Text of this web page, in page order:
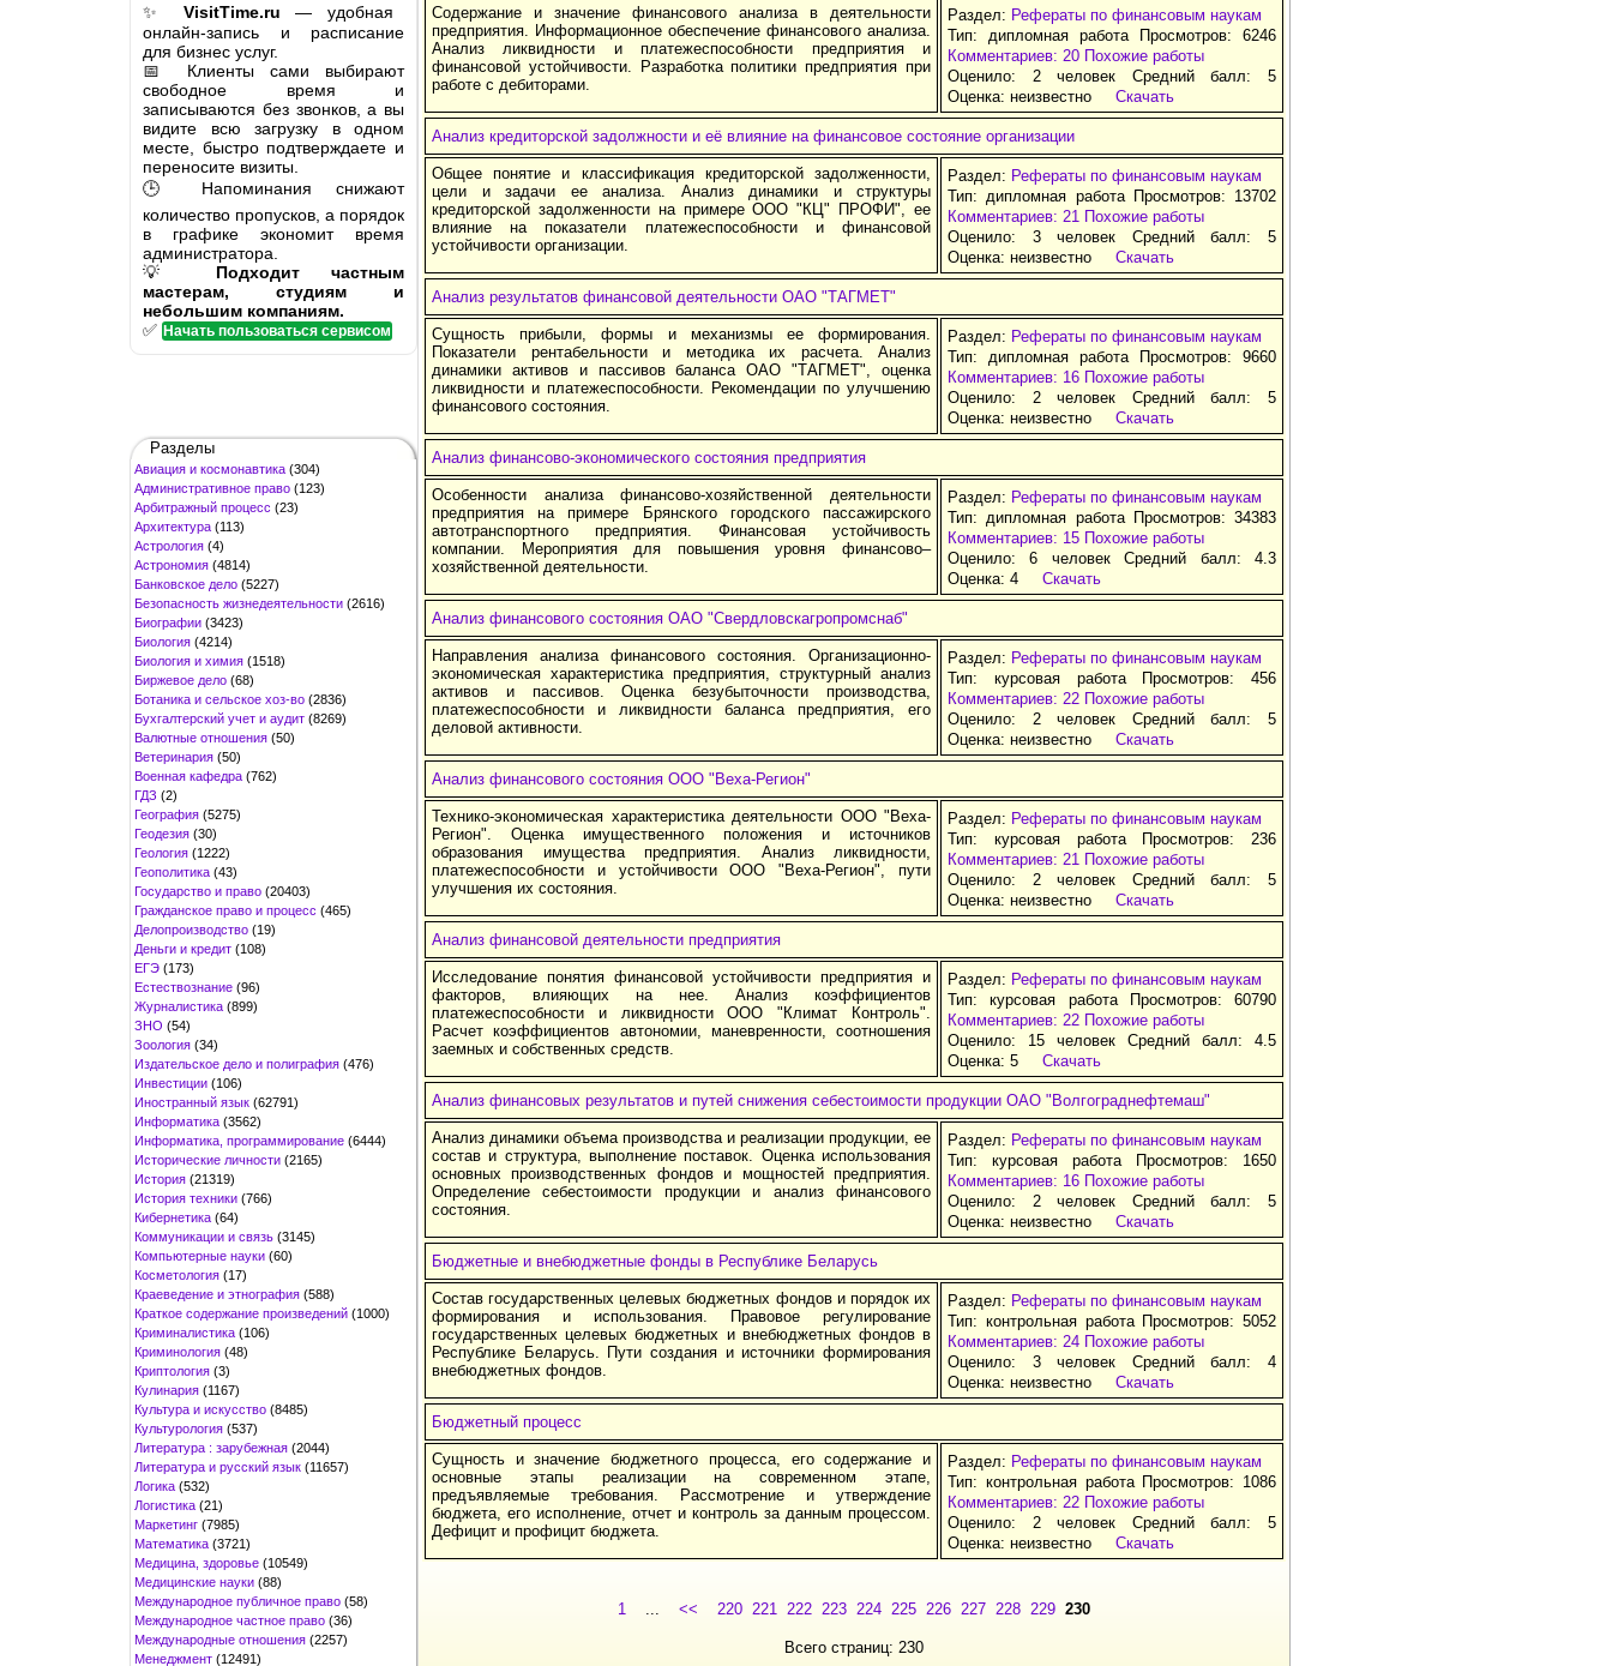
✨ VisitTime.ru — удобная
онлайн-запись и расписание
для бизнес услуг.
📅 Клиенты сами выбирают
свободное время и
записываются без звонков, а вы
видите всю загрузку в одном
месте, быстро подтверждаете и
переносите визиты.
🕒 Напоминания снижают
количество пропусков, а порядок
в графике экономит время
администратора.
💡 Подходит частным
мастерам, студиям и
небольшим компаниям.
✅ Начать пользоваться сервисом
Разделы
Авиация и космонавтика (304)
Административное право (123)
Арбитражный процесс (23)
Архитектура (113)
Астрология (4)
Астрономия (4814)
Банковское дело (5227)
Безопасность жизнедеятельности (2616)
Биографии (3423)
Биология (4214)
Биология и химия (1518)
Биржевое дело (68)
Ботаника и сельское хоз-во (2836)
Бухгалтерский учет и аудит (8269)
Валютные отношения (50)
Ветеринария (50)
Военная кафедра (762)
ГДЗ (2)
География (5275)
Геодезия (30)
Геология (1222)
Геополитика (43)
Государство и право (20403)
Гражданское право и процесс (465)
Делопроизводство (19)
Деньги и кредит (108)
ЕГЭ (173)
Естествознание (96)
Журналистика (899)
ЗНО (54)
Зоология (34)
Издательское дело и полиграфия (476)
Инвестиции (106)
Иностранный язык (62791)
Информатика (3562)
Информатика, программирование (6444)
Исторические личности (2165)
История (21319)
История техники (766)
Кибернетика (64)
Коммуникации и связь (3145)
Компьютерные науки (60)
Косметология (17)
Краеведение и этнография (588)
Краткое содержание произведений (1000)
Криминалистика (106)
Криминология (48)
Криптология (3)
Кулинария (1167)
Культура и искусство (8485)
Культурология (537)
Литература : зарубежная (2044)
Литература и русский язык (11657)
Логика (532)
Логистика (21)
Маркетинг (7985)
Математика (3721)
Медицина, здоровье (10549)
Медицинские науки (88)
Международное публичное право (58)
Международное частное право (36)
Международные отношения (2257)
Менеджмент (12491)
Содержание и значение финансового анализа в деятельности
предприятия. Информационное обеспечение финансового анализа.
Анализ ликвидности и платежеспособности предприятия и
финансовой устойчивости. Разработка политики предприятия при
работе с дебиторами.
Раздел: Рефераты по финансовым наукам
Тип: дипломная работа Просмотров: 6246
Комментариев: 20 Похожие работы
Оценило: 2 человек Средний балл: 5
Оценка: неизвестно Скачать
Анализ кредиторской задолжности и её влияние на финансовое состояние организации
Общее понятие и классификация кредиторской задолженности,
цели и задачи ее анализа. Анализ динамики и структуры
кредиторской задолженности на примере ООО "КЦ" ПРОФИ", ее
влияние на показатели платежеспособности и финансовой
устойчивости организации.
Раздел: Рефераты по финансовым наукам
Тип: дипломная работа Просмотров: 13702
Комментариев: 21 Похожие работы
Оценило: 3 человек Средний балл: 5
Оценка: неизвестно Скачать
Анализ результатов финансовой деятельности ОАО "ТАГМЕТ"
Сущность прибыли, формы и механизмы ее формирования.
Показатели рентабельности и методика их расчета. Анализ
динамики активов и пассивов баланса ОАО "ТАГМЕТ", оценка
ликвидности и платежеспособности. Рекомендации по улучшению
финансового состояния.
Раздел: Рефераты по финансовым наукам
Тип: дипломная работа Просмотров: 9660
Комментариев: 16 Похожие работы
Оценило: 2 человек Средний балл: 5
Оценка: неизвестно Скачать
Анализ финансово-экономического состояния предприятия
Особенности анализа финансово-хозяйственной деятельности
предприятия на примере Брянского городского пассажирского
автотранспортного предприятия. Финансовая устойчивость
компании. Мероприятия для повышения уровня финансово–
хозяйственной деятельности.
Раздел: Рефераты по финансовым наукам
Тип: дипломная работа Просмотров: 34383
Комментариев: 15 Похожие работы
Оценило: 6 человек Средний балл: 4.3
Оценка: 4 Скачать
Анализ финансового состояния ОАО "Свердловскагропромснаб"
Направления анализа финансового состояния. Организационно-
экономическая характеристика предприятия, структурный анализ
активов и пассивов. Оценка безубыточности производства,
платежеспособности и ликвидности баланса предприятия, его
деловой активности.
Раздел: Рефераты по финансовым наукам
Тип: курсовая работа Просмотров: 456
Комментариев: 22 Похожие работы
Оценило: 2 человек Средний балл: 5
Оценка: неизвестно Скачать
Анализ финансового состояния ООО "Веха-Регион"
Технико-экономическая характеристика деятельности ООО "Веха-
Регион". Оценка имущественного положения и источников
образования имущества предприятия. Анализ ликвидности,
платежеспособности и устойчивости ООО "Веха-Регион", пути
улучшения их состояния.
Раздел: Рефераты по финансовым наукам
Тип: курсовая работа Просмотров: 236
Комментариев: 21 Похожие работы
Оценило: 2 человек Средний балл: 5
Оценка: неизвестно Скачать
Анализ финансовой деятельности предприятия
Исследование понятия финансовой устойчивости предприятия и
факторов, влияющих на нее. Анализ коэффициентов
платежеспособности и ликвидности ООО "Климат Контроль".
Расчет коэффициентов автономии, маневренности, соотношения
заемных и собственных средств.
Раздел: Рефераты по финансовым наукам
Тип: курсовая работа Просмотров: 60790
Комментариев: 22 Похожие работы
Оценило: 15 человек Средний балл: 4.5
Оценка: 5 Скачать
Анализ финансовых результатов и путей снижения себестоимости продукции ОАО "Волгограднефтемаш"
Анализ динамики объема производства и реализации продукции, ее
состав и структура, выполнение поставок. Оценка использования
основных производственных фондов и мощностей предприятия.
Определение себестоимости продукции и анализ финансового
состояния.
Раздел: Рефераты по финансовым наукам
Тип: курсовая работа Просмотров: 1650
Комментариев: 16 Похожие работы
Оценило: 2 человек Средний балл: 5
Оценка: неизвестно Скачать
Бюджетные и внебюджетные фонды в Республике Беларусь
Состав государственных целевых бюджетных фондов и порядок их
формирования и использования. Правовое регулирование
государственных целевых бюджетных и внебюджетных фондов в
Республике Беларусь. Пути создания и источники формирования
внебюджетных фондов.
Раздел: Рефераты по финансовым наукам
Тип: контрольная работа Просмотров: 5052
Комментариев: 24 Похожие работы
Оценило: 3 человек Средний балл: 4
Оценка: неизвестно Скачать
Бюджетный процесс
Сущность и значение бюджетного процесса, его содержание и
основные этапы реализации на современном этапе,
предъявляемые требования. Рассмотрение и утверждение
бюджета, его исполнение, отчет и контроль за данным процессом.
Дефицит и профицит бюджета.
Раздел: Рефераты по финансовым наукам
Тип: контрольная работа Просмотров: 1086
Комментариев: 22 Похожие работы
Оценило: 2 человек Средний балл: 5
Оценка: неизвестно Скачать
1 << 220 221 222 223 224 225 226 227 228 229 230
Всего страниц: 230